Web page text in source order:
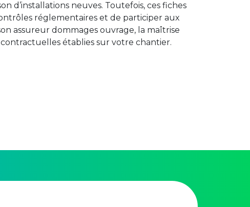
d’installations neuves. Toutefois, ces fiches
réglementaires et de participer aux
assureur dommages ouvrage, la maîtrise
établies sur votre chantier.